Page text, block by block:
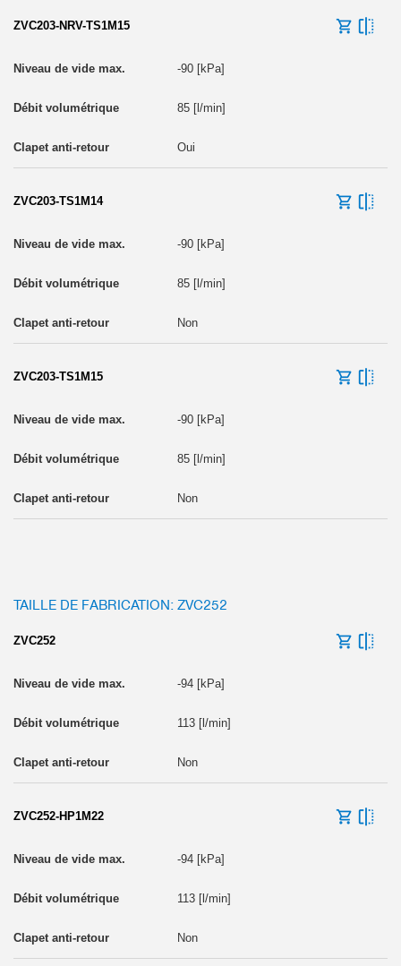
ZVC203-NRV-TS1M15
-90 [kPa]
85 [l/min]
Oui
ZVC203-TS1M14
-90 [kPa]
85 [l/min]
Non
ZVC203-TS1M15
-90 [kPa]
85 [l/min]
Non
TAILLE DE FABRICATION: ZVC252
ZVC252
-94 [kPa]
113 [l/min]
Non
ZVC252-HP1M22
-94 [kPa]
113 [l/min]
Non